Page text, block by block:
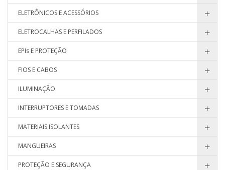
ELETRÔNICOS E ACESSÓRIOS
ELETROCALHAS E PERFILADOS
EPIs E PROTEÇÃO
FIOS E CABOS
ILUMINAÇÃO
INTERRUPTORES E TOMADAS
MATERIAIS ISOLANTES
MANGUEIRAS
PROTEÇÃO E SEGURANÇA